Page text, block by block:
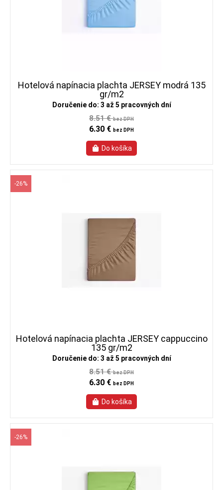
Hotelová napínacia plachta JERSEY modrá 135
gr/m2
Doručenie do: 3 až 5 pracovných dní
8.51 €bez DPH
6.30 € bez DPH
-26%
Hotelová napínacia plachta JERSEY cappuccino
135 gr/m2
Doručenie do: 3 až 5 pracovných dní
8.51 €bez DPH
6.30 € bez DPH
-26%